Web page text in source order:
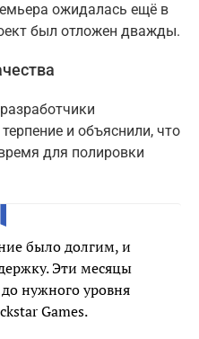
ожидалась ещё в
был отложен дважды.
и объяснили, что
для полировки
было долгим, и
Эти месяцы
нужного уровня
Games.